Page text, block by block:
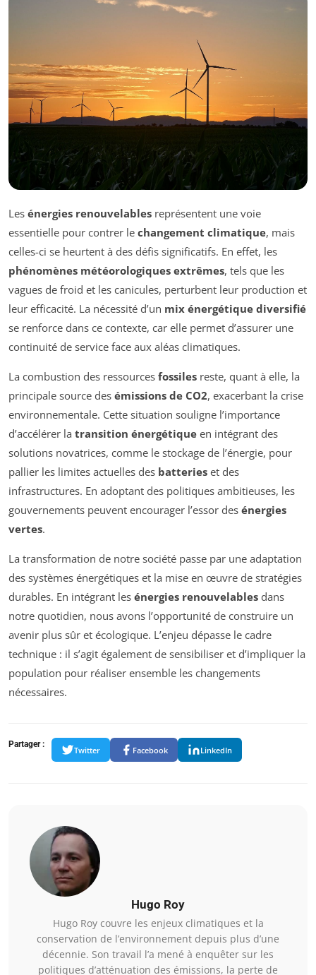
Les énergies renouvelables représentent une voie
essentielle pour contrer le changement climatique, mais
celles-ci se heurtent à des défis significatifs. En effet, les
phénomènes météorologiques extrêmes, tels que les
vagues de froid et les canicules, perturbent leur production et
leur efficacité. La nécessité d’un mix énergétique diversifié
se renforce dans ce contexte, car elle permet d’assurer une
continuité de service face aux aléas climatiques.
La combustion des ressources fossiles reste, quant à elle, la
principale source des émissions de CO2, exacerbant la crise
environnementale. Cette situation souligne l’importance
d’accélérer la transition énergétique en intégrant des
solutions novatrices, comme le stockage de l’énergie, pour
pallier les limites actuelles des batteries et des
infrastructures. En adoptant des politiques ambitieuses, les
gouvernements peuvent encourager l’essor des énergies
vertes.
La transformation de notre société passe par une adaptation
des systèmes énergétiques et la mise en œuvre de stratégies
durables. En intégrant les énergies renouvelables dans
notre quotidien, nous avons l’opportunité de construire un
avenir plus sûr et écologique. L’enjeu dépasse le cadre
technique : il s’agit également de sensibiliser et d’impliquer la
population pour réaliser ensemble les changements
nécessaires.
Partager :
Twitter Facebook LinkedIn
Hugo Roy
Hugo Roy couvre les enjeux climatiques et la
conservation de l’environnement depuis plus d’une
décennie. Son travail l’a mené à enquêter sur les
politiques d’atténuation des émissions, la perte de